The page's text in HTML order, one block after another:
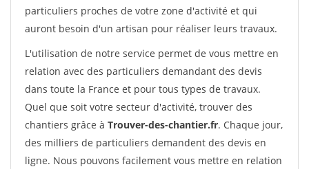
particuliers proches de votre zone d'activité et qui
auront besoin d'un artisan pour réaliser leurs travaux.
L'utilisation de notre service permet de vous mettre en
relation avec des particuliers demandant des devis
dans toute la France et pour tous types de travaux.
Quel que soit votre secteur d'activité, trouver des
chantiers grâce à Trouver-des-chantier.fr. Chaque jour,
des milliers de particuliers demandent des devis en
ligne. Nous pouvons facilement vous mettre en relation